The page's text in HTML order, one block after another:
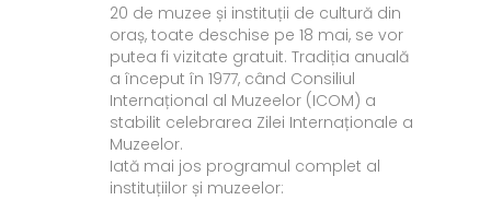
20 de muzee și instituții de cultură din
oraș, toate deschise pe 18 mai, se vor
putea fi vizitate gratuit. Tradiția anuală
a început în 1977, când Consiliul
Internațional al Muzeelor (ICOM) a
stabilit celebrarea Zilei Internaționale a
Muzeelor.
Iată mai jos programul complet al
instituțiilor și muzeelor: